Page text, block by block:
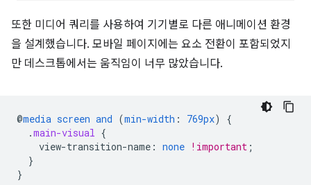
또한 미디어 쿼리를 사용하여 기기별로 다른 애니메이션 환경
을 설계했습니다. 모바일 페이지에는 요소 전환이 포함되었지
만 데스크톱에서는 움직임이 너무 많았습니다.
@media screen and (min-width : 769px)
{
.main-visual {
view-transition-name : none !important ;
}
}